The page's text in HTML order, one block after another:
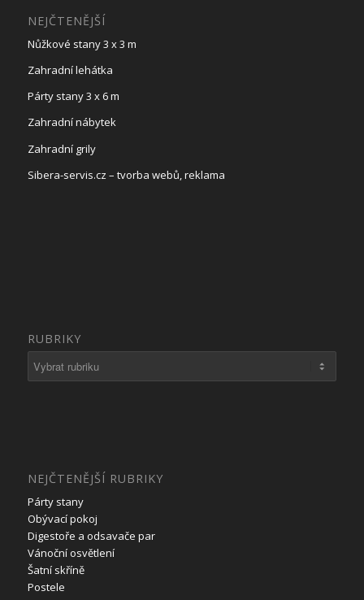
NEJČTENĚJŠÍ
Nůžkové stany 3 x 3 m
Zahradní lehátka
Párty stany 3 x 6 m
Zahradní nábytek
Zahradní grily
Sibera-servis.cz – tvorba webů, reklama
RUBRIKY
NEJČTENĚJŠÍ RUBRIKY
Párty stany
Obývací pokoj
Digestoře a odsavače par
Vánoční osvětlení
Šatní skříně
Postele